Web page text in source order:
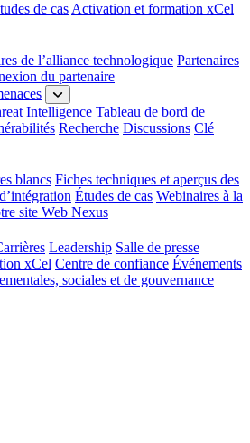
de cas Activation et formation xCel
de l’alliance technologique Partenaires
du partenaire
Intelligence Tableau de bord de
Recherche Discussions Clé
blancs Fiches techniques et aperçus des
Études de cas Webinaires à la
site Web Nexus
Leadership Salle de presse
xCel Centre de confiance Événements
sociales et de gouvernance